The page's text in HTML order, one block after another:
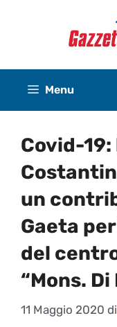
Menu
Covid-19:
un
Gaeta
del
“Mons.
11 Maggio 2020 di